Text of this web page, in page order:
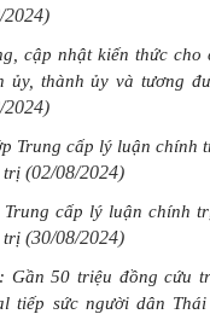
2024)
cập nhật kiến thức cho
ủy, thành ủy và tương
2024)
Trung cấp lý luận chính
trị (02/08/2024)
Trung cấp lý luận chính
trị (30/08/2024)
Gần 50 triệu đồng cứu
tiếp sức người dân